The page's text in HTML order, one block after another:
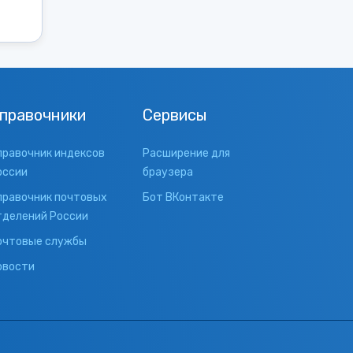
индексов
почтовых
России
службы
Сервисы
Расширение для
браузера
Бот ВКонтакте